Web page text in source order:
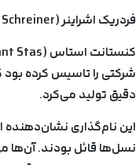
فردریک اشراینر (Frédérique Schreiner): جدِ آلتا باکس.
دقیق تولید می‌کرد.
این نام‌گذاری نشان‌دهنده
نسل‌ها قائل بودند. آن‌ها